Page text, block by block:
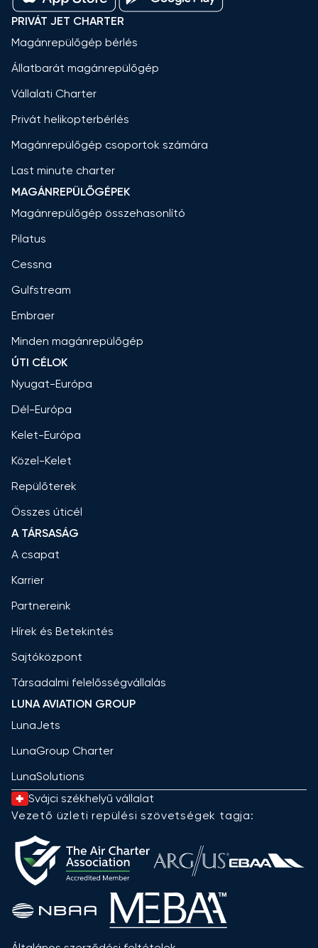
PRIVÁT JET CHARTER
Magánrepülőgép bérlés
Állatbarát magánrepülőgép
Vállalati Charter
Privát helikopterbérlés
Magánrepülőgép csoportok számára
Last minute charter
MAGÁNREPÜLŐGÉPEK
Magánrepülőgép összehasonlító
Pilatus
Cessna
Gulfstream
Embraer
Minden magánrepülőgép
ÚTI CÉLOK
Nyugat-Európa
Dél-Európa
Kelet-Európa
Közel-Kelet
Repülőterek
Összes úticél
A TÁRSASÁG
A csapat
Karrier
Partnereink
Hírek és Betekintés
Sajtóközpont
Társadalmi felelősségvállalás
LUNA AVIATION GROUP
LunaJets
LunaGroup Charter
LunaSolutions
Svájci székhelyű vállalat
Vezető üzleti repülési szövetségek tagja: